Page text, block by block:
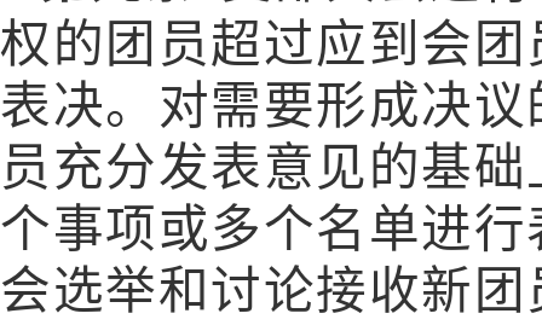
权的团员超过应到会
表决。对需要形成决
员充分发表意见的基
个事项或多个名单进
会选举和讨论接收新